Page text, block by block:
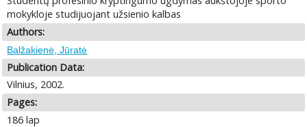
mokykloje studijuojant užsienio kalbas
Authors:
Balžakienė, Jūratė
Publication Data:
Vilnius, 2002.
Pages:
186 lap